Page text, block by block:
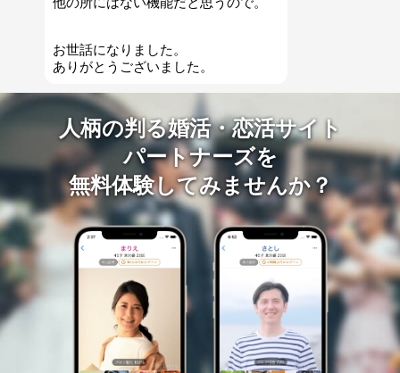
お世話になりました。
ありがとうございました。
人柄の判る婚活・恋活サイト
パートナーズを
無料体験してみませんか？